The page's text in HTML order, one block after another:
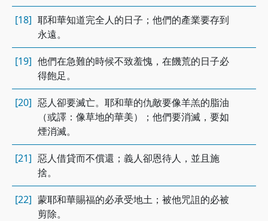
[18] 耶和華知道完全人的日子；他們的產業要存到
永遠。
[19] 他們在急難的時候不致羞愧，在饑荒的日子必
得飽足。
[20] 惡人卻要滅亡。耶和華的仇敵要像羊羔的脂油
（或譯：像草地的華美）；他們要消滅，要如
煙消滅。
[21] 惡人借貸而不償還；義人卻恩待人，並且施
捨。
[22] 蒙耶和華賜福的必承受地土；被他咒詛的必被
剪除。